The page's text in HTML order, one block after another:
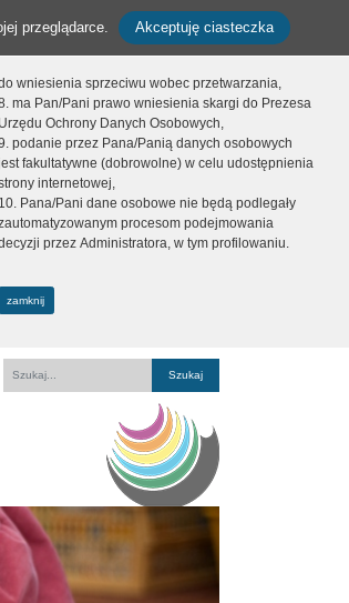
przeglądarce. Akceptuję ciasteczka
wniesienia sprzeciwu wobec przetwarzania,
ma Pan/Pani prawo wniesienia skargi do Prezesa
Urzędu Ochrony Danych Osobowych,
podanie przez Pana/Panią danych osobowych
fakultatywne (dobrowolne) w celu udostępnienia
internetowej,
10. Pana/Pani dane osobowe nie będą podlegały
procesom podejmowania
przez Administratora, w tym profilowaniu.
zamknij
Fraza